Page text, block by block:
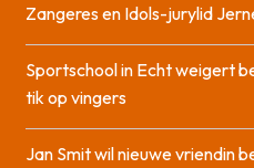
Zangeres en Idols-jurylid
Sportschool in Echt weigert
tik op vingers
Jan Smit wil nieuwe vriendin